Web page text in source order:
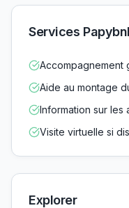
Services
Accompagnement
Aide au montage
Information sur les
Visite virtuelle si
Explorer